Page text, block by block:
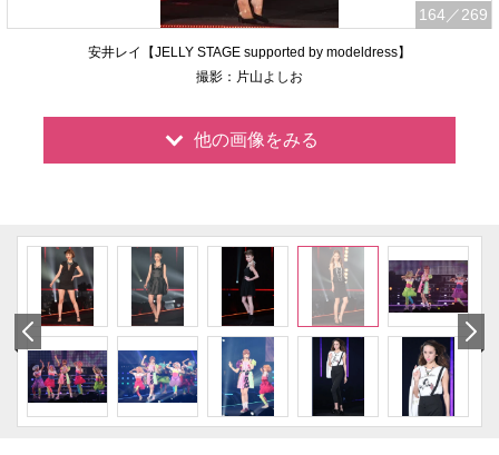
164 ／269
安井レイ【JELLY STAGE supported by modeldress】
撮影：片山よしお
他の画像をみる